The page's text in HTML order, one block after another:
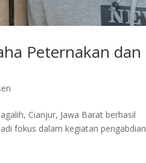
Peternakan dan
Cianjur, Jawa Barat berhasil
fokus dalam kegiatan pengabdian